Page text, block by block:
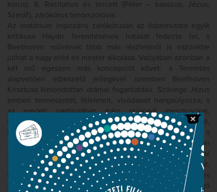
kórus); 6. Recitativo és tercett (Péter – basszus, Jézus,
Szeráf), zárókórus tenorszólóval.
Az oratórium impozáns zárókórusán az ősbemutató egyik
kritikusa Haydn Teremtésének hatását fedezte fel, s
Beethoven művének több más részletéről is eszünkbe
juthat a nagy előd és mester alkotása. Valójában azonban a
két mű egészen más koncepciót követ: a Teremtés
alapvetően elbeszélő jellegével szemben Beethoven
Krisztusa kimondottan drámai fogantatású. Szövege Jézus
emberi természetét, félelmeit, vívódásait hangsúlyozza, s
az eredeti partitúrában még színpadi (gesztusokat,
térdreesést stb. kívánó) utasítások is szerepeltek. Jellemző,
hogy Jézus szólamát a zeneszerző a tenor szólistára bízta, s
a Megváltó rögtön a mű kezdetén felhangzó recitativójában
és áriájában szinte operahősként lép elénk. Komplex drámai
eseménysorként jeleníti meg Beethoven Jézus elfogását,
két kórus egyidejű megszólalásába sűrítve két ellentétes
attitűdöt: a katonák nyers, erőszakos fellépését, s a rettegő